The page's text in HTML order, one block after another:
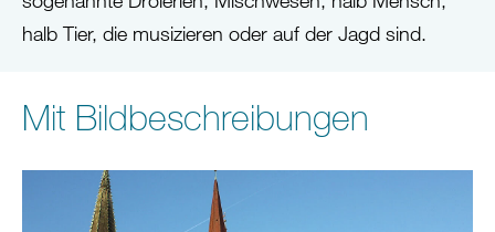
halb Tier, die musizieren oder auf der Jagd sind.
Mit Bildbeschreibungen